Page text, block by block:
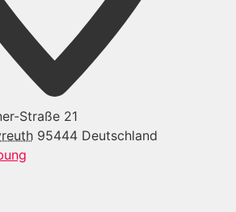
Straße 21
95444 Deutschland